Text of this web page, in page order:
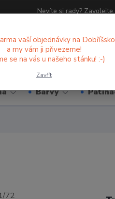
Nevíte si rady? Zavolejte.
Barvy
vaší objednávky na
a my vám ji přivezeme!
se na vás u našeho stánku! :-)
Zavřít